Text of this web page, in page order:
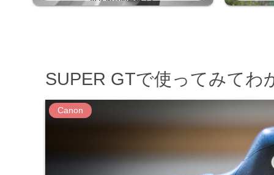
SUPER GTで使ってみて
Canon